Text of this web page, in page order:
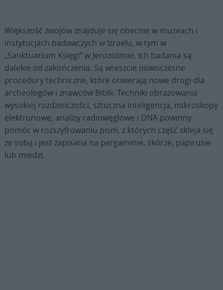
Większość zwojów znajduje się obecnie w muzeach i
instytucjach badawczych w Izraelu, w tym w
„Sanktuarium Księgi” w Jerozolimie. Ich badania są
dalekie od zakończenia. Są wreszcie nowoczesne
procedury techniczne, które otwierają nowe drogi dla
archeologów i znawców Biblii. Techniki obrazowania
wysokiej rozdzielczości, sztuczna inteligencja, mikroskopy
elektronowe, analizy radiowęglowe i DNA powinny
pomóc w rozszyfrowaniu pism, z których część skleja się
ze sobą i jest zapisana na pergaminie, skórze, papirusie
lub miedzi.